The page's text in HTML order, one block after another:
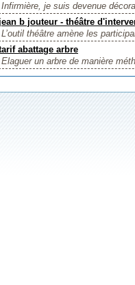
Infirmière, je suis devenue
b jouteur - théâtre
L’outil théâtre amène les
abattage arbre
Elaguer un arbre de manière